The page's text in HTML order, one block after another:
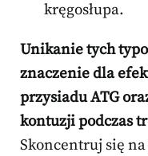
kręgosłupa.
Unikanie tych
znaczenie dla
przysiadu ATG
kontuzji podczas
Skoncentruj się